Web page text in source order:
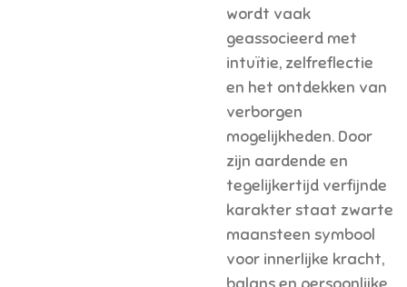
wordt vaak
geassocieerd met
intuïtie, zelfreflectie
en het ontdekken van
verborgen
mogelijkheden. Door
zijn aardende en
tegelijkertijd verfijnde
karakter staat zwarte
maansteen symbool
voor innerlijke kracht,